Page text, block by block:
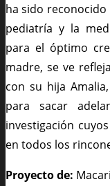
ha sido
pediatría y la
para el óptimo
madre, se ve
con su hija
para sacar
investigación
en todos los
Proyecto de: